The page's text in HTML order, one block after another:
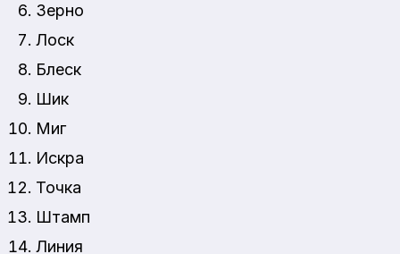
Зерно
Лоск
Блеск
Шик
Миг
Искра
Точка
Штамп
Линия